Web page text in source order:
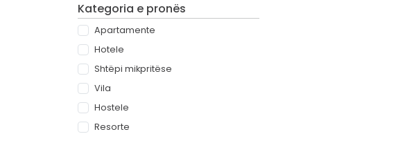
Kategoria e pronës
Apartamente
Hotele
Shtëpi mikpritëse
Vila
Hostele
Resorte